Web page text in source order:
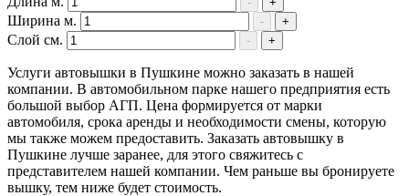
Ширина м. - +
Слой см. - +
Услуги автовышки в Пушкине можно заказать в нашей
компании. В автомобильном парке нашего предприятия есть
большой выбор АГП. Цена формируется от марки
автомобиля, срока аренды и необходимости смены, которую
мы также можем предоставить. Заказать автовышку в
Пушкине лучше заранее, для этого свяжитесь с
представителем нашей компании. Чем раньше вы бронируете
вышку, тем ниже будет стоимость.